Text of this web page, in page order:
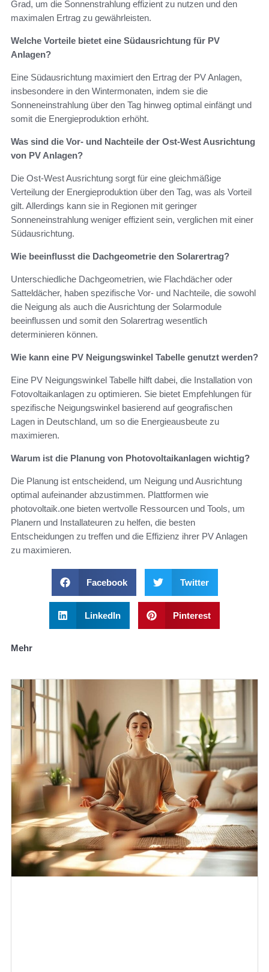
Grad, um die Sonnenstrahlung effizient zu nutzen und den
maximalen Ertrag zu gewährleisten.
Welche Vorteile bietet eine Südausrichtung für PV
Anlagen?
Eine Südausrichtung maximiert den Ertrag der PV Anlagen,
insbesondere in den Wintermonaten, indem sie die
Sonneneinstrahlung über den Tag hinweg optimal einfängt und
somit die Energieproduktion erhöht.
Was sind die Vor- und Nachteile der Ost-West Ausrichtung
von PV Anlagen?
Die Ost-West Ausrichtung sorgt für eine gleichmäßige
Verteilung der Energieproduktion über den Tag, was als Vorteil
gilt. Allerdings kann sie in Regionen mit geringer
Sonneneinstrahlung weniger effizient sein, verglichen mit einer
Südausrichtung.
Wie beeinflusst die Dachgeometrie den Solarertrag?
Unterschiedliche Dachgeometrien, wie Flachdächer oder
Satteldächer, haben spezifische Vor- und Nachteile, die sowohl
die Neigung als auch die Ausrichtung der Solarmodule
beeinflussen und somit den Solarertrag wesentlich
determinieren können.
Wie kann eine PV Neigungswinkel Tabelle genutzt werden?
Eine PV Neigungswinkel Tabelle hilft dabei, die Installation von
Fotovoltaikanlagen zu optimieren. Sie bietet Empfehlungen für
spezifische Neigungswinkel basierend auf geografischen
Lagen in Deutschland, um so die Energieausbeute zu
maximieren.
Warum ist die Planung von Photovoltaikanlagen wichtig?
Die Planung ist entscheidend, um Neigung und Ausrichtung
optimal aufeinander abzustimmen. Plattformen wie
photovoltaik.one bieten wertvolle Ressourcen und Tools, um
Planern und Installateuren zu helfen, die besten
Entscheidungen zu treffen und die Effizienz ihrer PV Anlagen
zu maximieren.
Facebook Twitter
LinkedIn Pinterest
Mehr